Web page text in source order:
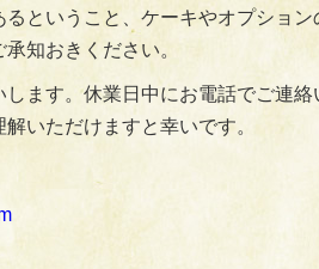
ということ、ケーキやオプショ
知おきください。
ます。休業日中にお電話でご連
いただけますと幸いです。